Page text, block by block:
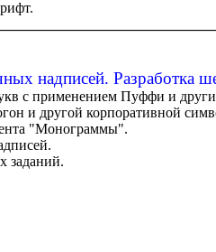
надписей. Разработка
с применением Пуффи и
и другой корпоративной
"Монограммы".
заданий.